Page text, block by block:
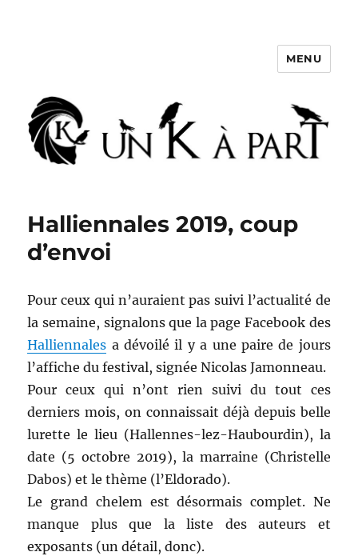
MENU
Halliennales 2019, coup
d’envoi
Pour ceux qui n’auraient pas suivi l’actualité de
la semaine, signalons que la page Facebook des
Halliennales a dévoilé il y a une paire de jours
l’affiche du festival, signée Nicolas Jamonneau.
Pour ceux qui n’ont rien suivi du tout ces
derniers mois, on connaissait déjà depuis belle
lurette le lieu (Hallennes-lez-Haubourdin), la
date (5 octobre 2019), la marraine (Christelle
Dabos) et le thème (l’Eldorado).
Le grand chelem est désormais complet. Ne
manque plus que la liste des auteurs et
exposants (un détail, donc).